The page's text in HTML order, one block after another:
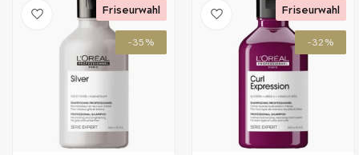
-35%
Friseurwahl
-32%
Friseurwahl